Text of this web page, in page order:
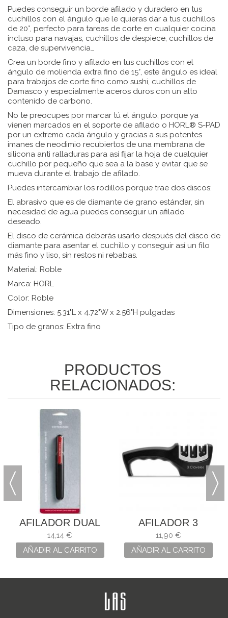
Puedes conseguir un borde afilado y duradero en tus
cuchillos con el ángulo que le quieras dar a tus cuchillos
de 20°, perfecto para tareas de corte en cualquier cocina
incluso para navajas, cuchillos de despiece, cuchillos de
caza, de supervivencia…
Crea un borde fino y afilado en tus cuchillos con el
ángulo de molienda extra fino de 15°, este ángulo es ideal
para trabajos de corte fino como sushi, cuchillos de
Damasco y especialmente aceros duros con un alto
contenido de carbono.
No te preocupes por marcar tú el ángulo, porque ya
vienen marcados en el soporte de afilado o HORL® S-PAD
por un extremo cada ángulo y gracias a sus potentes
imanes de neodimio recubiertos de una membrana de
silicona anti ralladuras para así fijar la hoja de cualquier
cuchillo por pequeño que sea a la base y evitar que se
mueva durante el trabajo de afilado.
Puedes intercambiar los rodillos porque trae dos discos:
El abrasivo que es de diamante de grano estándar, sin
necesidad de agua puedes conseguir un afilado
deseado.
El disco de cerámica deberás usarlo después del disco de
diamante para asentar el cuchillo y conseguir así un filo
más fino y liso, sin restos ni rebabas.
Material: Roble
Marca: HORL
Color: Roble
Dimensiones: 5.31"L x 4.72"W x 2.56"H pulgadas
Tipo de granos: Extra fino
PRODUCTOS
RELACIONADOS:
AFILADOR DUAL
VICTORINOX PARA
NAVAJAS
14,14 €
AÑADIR AL CARRITO
AFILADOR 3
CLAVELES
11,90 €
AÑADIR AL CARRITO